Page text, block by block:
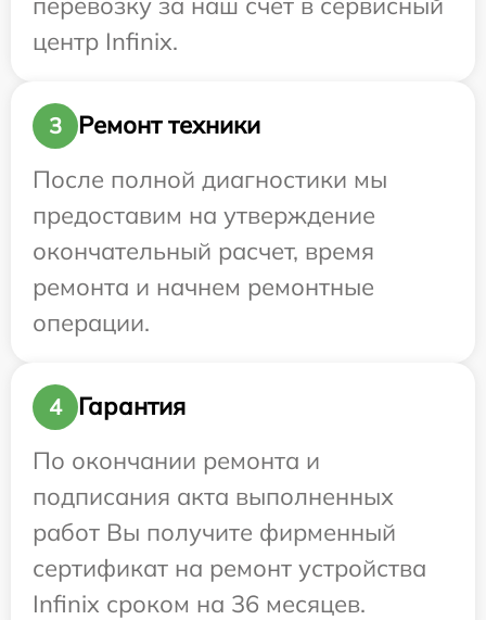
центр Infinix.
3
Ремонт техники
После полной диагностики мы
предоставим на утверждение
окончательный расчет, время
ремонта и начнем ремонтные
операции.
4
Гарантия
По окончании ремонта и
подписания акта выполненных
работ Вы получите фирменный
сертификат на ремонт устройства
Infinix сроком на 36 месяцев.